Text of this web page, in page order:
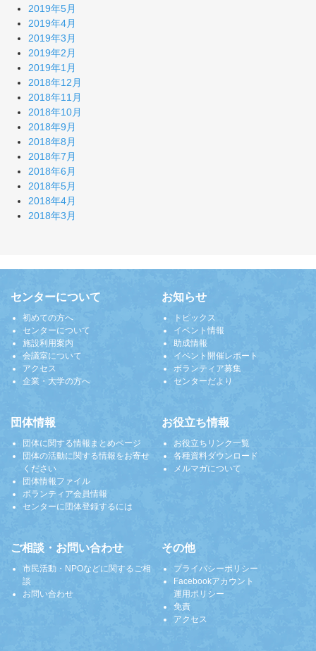
2019年5月
2019年4月
2019年3月
2019年2月
2019年1月
2018年12月
2018年11月
2018年10月
2018年9月
2018年8月
2018年7月
2018年6月
2018年5月
2018年4月
2018年3月
センターについて
初めての方へ
センターについて
施設利用案内
会議室について
アクセス
企業・大学の方へ
お知らせ
トピックス
イベント情報
助成情報
イベント開催レポート
ボランティア募集
センターだより
団体情報
団体に関する情報まとめページ
団体の活動に関する情報をお寄せ
ください
団体情報ファイル
ボランティア会員情報
センターに団体登録するには
お役立ち情報
お役立ちリンク一覧
各種資料ダウンロード
メルマガについて
ご相談・お問い合わせ
市民活動・NPOなどに関するご相
談
お問い合わせ
その他
プライバシーポリシー
Facebookアカウント
運用ポリシー
免責
アクセス